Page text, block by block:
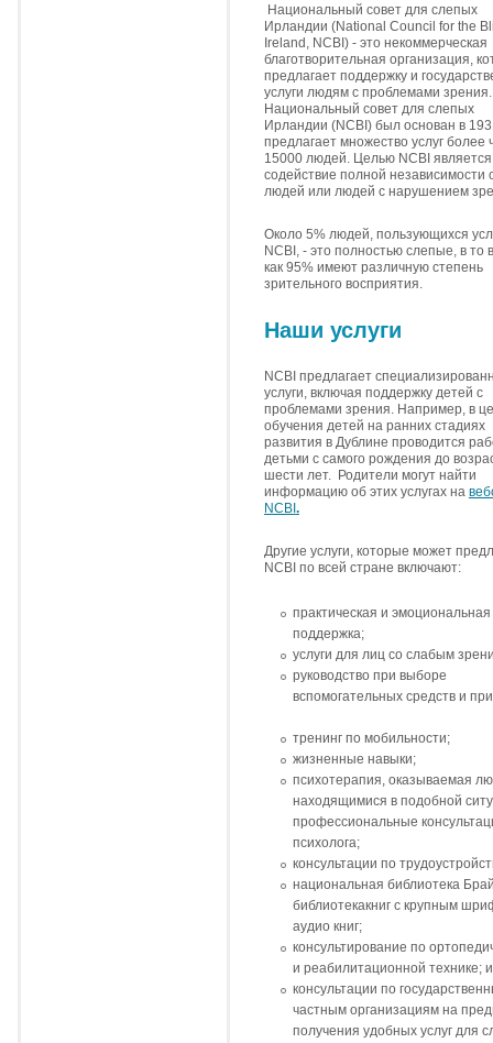
Национальный совет для слепых
Ирландии (National Council for the
Ireland, NCBI) - это некоммерческая
благотворительная организация,
предлагает поддержку и
услуги людям с проблемами зрения.
Национальный совет для слепых
Ирландии (NCBI) был основан в
предлагает множество услуг более
15000 людей. Целью NCBI является
содействие полной независимости
людей или людей с нарушением
Около 5% людей, пользующихся
NCBI, - это полностью слепые, в то
как 95% имеют различную степень
зрительного восприятия.
Наши услуги
NCBI предлагает
услуги, включая поддержку детей с
проблемами зрения. Например, в
обучения детей на ранних стадиях
развития в Дублине проводится
детьми с самого рождения до
шести лет. Родители могут найти
информацию об этих услугах на
NCBI .
Другие услуги, которые может
NCBI по всей стране включают:
практическая и эмоциональная
поддержка;
услуги для лиц со слабым
руководство при выборе
вспомогательных средств и
тренинг по мобильности;
жизненные навыки;
психотерапия, оказываемая
находящимися в подобной
профессиональные
психолога;
консультации по
национальная библиотека
библиотекакниг с крупным
аудио книг;
консультирование по
и реабилитационной технике; и
консультации по
частным организациям на
получения удобных услуг для